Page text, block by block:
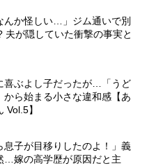
んか怪しい…」ジム通いで別
夫が隠していた衝撃の事実と
喜ぶよし子だったが…「うど
から始まる小さな違和感【あ
Vol.5】
息子が目移りしたのよ！」義
…嫁の高学歴が原因だと主